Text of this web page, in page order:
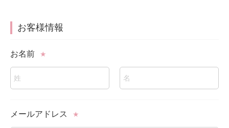
お客様情報
お名前 ★
メールアドレス ★